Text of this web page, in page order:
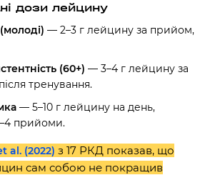
дози лейцину
— 2–3 г лейцину за прийом,
(60+) — 3–4 г лейцину за
тренування.
— 5–10 г лейцину на день,
прийоми.
al. (2022) з 17 РКД показав, що
сам собою не покращив